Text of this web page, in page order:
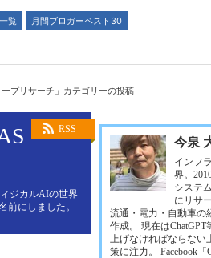
覧
月間ブロガーベスト30
ープリサーチ」カテゴリーの投稿
RSS
ジカルAIの世界
前にしました。
今泉
インフ
界。
システ
にリサ
流通・電力・自動車の
作成。 現在は
上げなければならない
策に注力。 Facebook